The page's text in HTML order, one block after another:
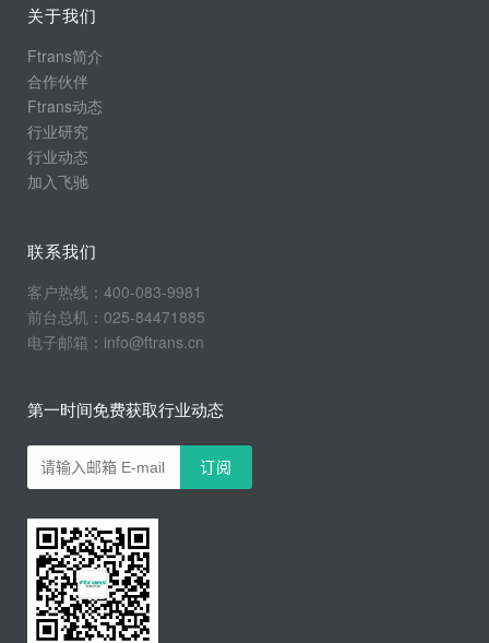
关于我们
Ftrans简介
合作伙伴
Ftrans动态
行业研究
行业动态
加入飞驰
联系我们
客户热线：400-083-9981
前台总机：025-84471885
电子邮箱：info@ftrans.cn
第一时间免费获取行业动态